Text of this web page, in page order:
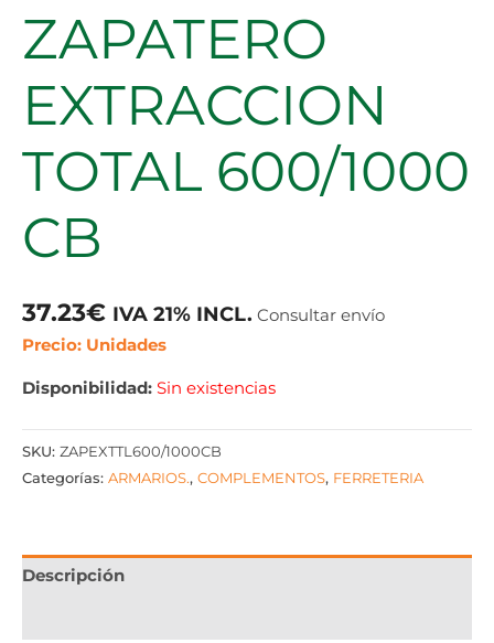
ZAPATERO
EXTRACCION
TOTAL 600/1000
CB
37.23€ IVA 21% INCL. Consultar envío
Precio: Unidades
Disponibilidad: Sin existencias
SKU: ZAPEXTTL600/1000CB
Categorías: ARMARIOS., COMPLEMENTOS, FERRETERIA
Descripción